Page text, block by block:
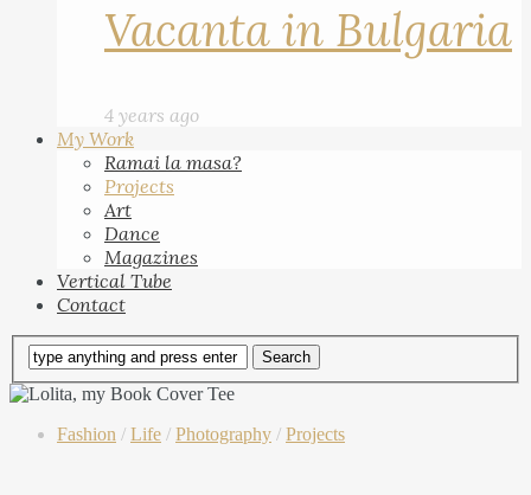
Vacanta in Bulgaria
4 years ago
My Work
Ramai la masa?
Projects
Art
Dance
Magazines
Vertical Tube
Contact
Fashion / Life / Photography / Projects